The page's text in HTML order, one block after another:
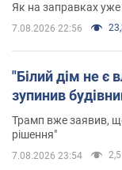
Як на заправках уже
7.08.2026 22:56
"Білий дім не є
зупинив
Трамп вже заявив,
рішення"
7.08.2026 23:54